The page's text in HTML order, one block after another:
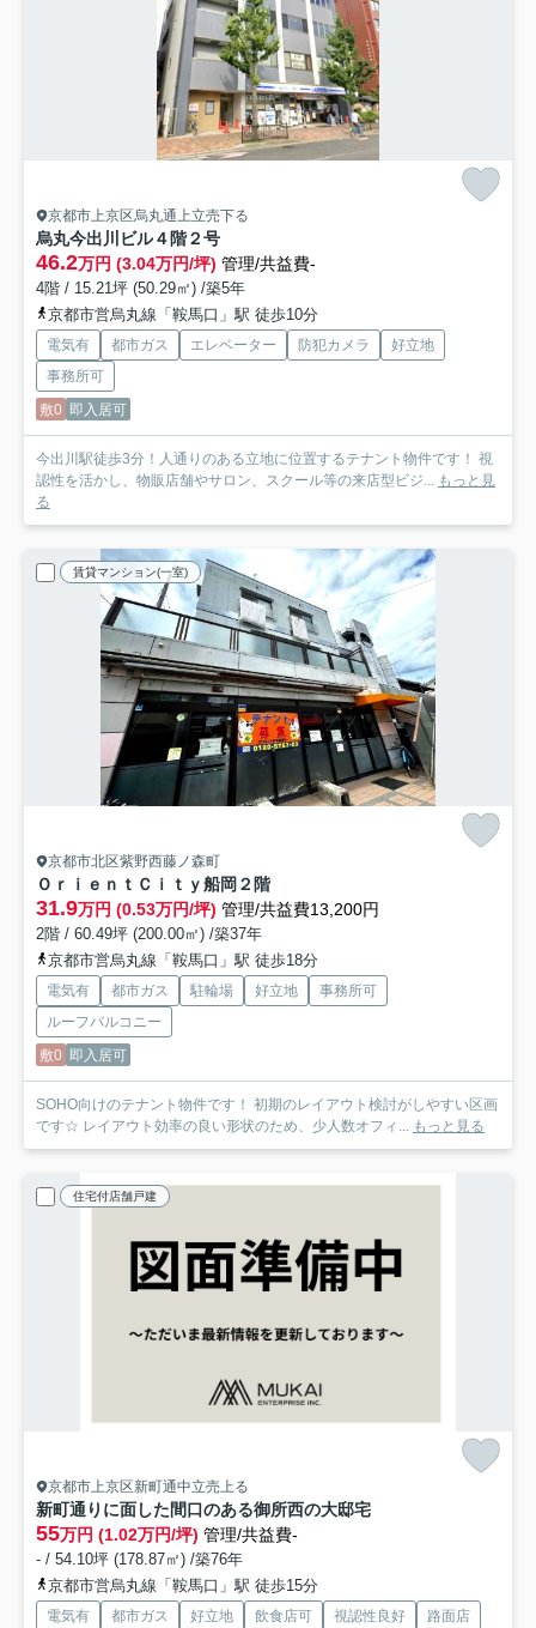
京都市上京区烏丸通上立売下る
烏丸今出川ビル４階２号
46.2万円 (3.04万円/坪) 管理/共益費-
4階 / 15.21坪 (50.29㎡) /築5年
京都市営烏丸線「鞍馬口」駅 徒歩10分
電気有 都市ガス エレベーター 防犯カメラ
好立地
事務所可
敷0 即入居可
今出川駅徒歩3分！人通りのある立地に位置するテナント物件です！ 視
認性を活かし、物販店舗やサロン、スクール等の来店型ビジ... もっと見
る
賃貸マンション(一室)
京都市北区紫野西藤ノ森町
ＯｒｉｅｎｔＣｉｔｙ船岡 ２階
31.9万円 (0.53万円/坪) 管理/共益費13,200円
2階 / 60.49坪 (200.00㎡) /築37年
京都市営烏丸線「鞍馬口」駅 徒歩18分
電気有 都市ガス 駐輪場 好立地
事務所可
ルーフバルコニー
敷0 即入居可
SOHO向けのテナント物件です！ 初期のレイアウト検討がしやすい区画
です☆ レイアウト効率の良い形状のため、少人数オフィ... もっと見る
住宅付店舗戸建
京都市上京区新町通中立売上る
新町通りに面した間口のある御所西の大邸宅
55万円 (1.02万円/坪) 管理/共益費-
- / 54.10坪 (178.87㎡) /築76年
京都市営烏丸線「鞍馬口」駅 徒歩15分
電気有 都市ガス 好立地 飲食店可 視認性良好 路面店